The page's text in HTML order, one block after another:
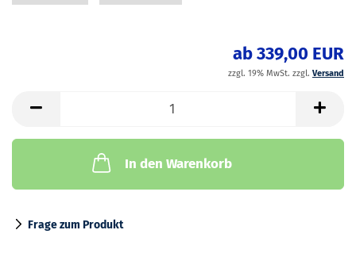
ab 339,00 EUR
zzgl. 19% MwSt. zzgl. Versand
In den Warenkorb
Frage zum Produkt